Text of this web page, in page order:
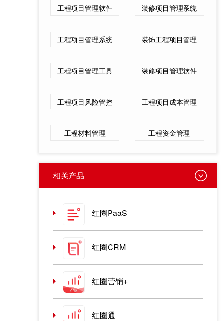
工程项目管理软件 装修项目管理系统
工程项目管理系统 装饰工程项目管理
工程项目管理工具 装修项目管理软件
工程项目风险管控 工程项目成本管理
工程材料管理 工程资金管理
相关产品
红圈PaaS
红圈CRM
红圈营销+
红圈通